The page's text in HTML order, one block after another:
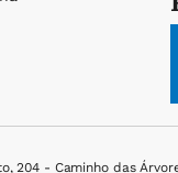
204 - Caminho das